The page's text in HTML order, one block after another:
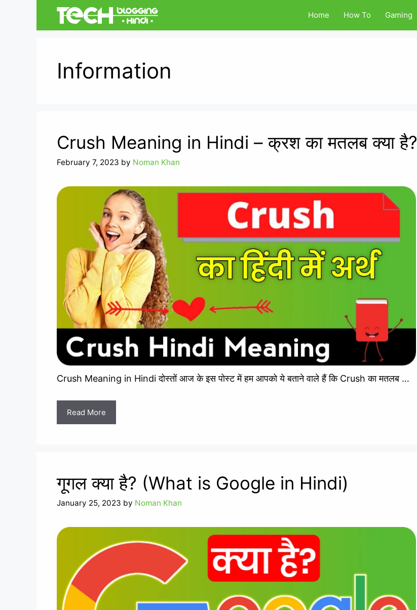
Home How To Gaming
Information
Crush Meaning in Hindi – क्रश का मतलब क्या है?
February 7, 2023 by Noman Khan
Crush Meaning in Hindi दोस्तों आज के इस पोस्ट में हम आपको ये बताने वाले हैं कि Crush का मतलब …
Read More
गूगल क्या है? (What is Google in Hindi)
January 25, 2023 by Noman Khan